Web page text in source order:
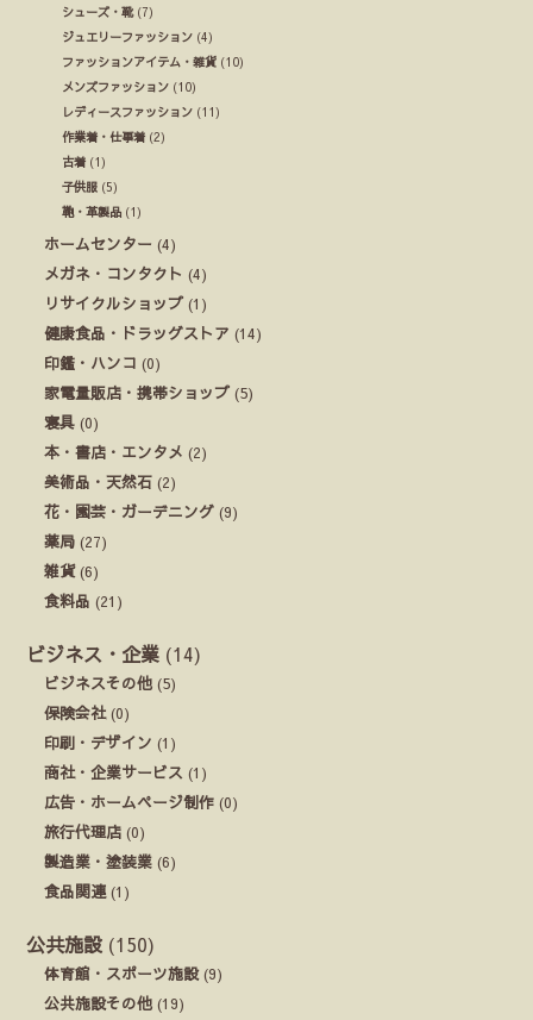
シューズ・靴(7)
ジュエリーファッション (4)
ファッションアイテム・雑貨 (10)
メンズファッション (10)
レディースファッション (11)
作業着・仕事着 (2)
古着 (1)
子供服 (5)
鞄・革製品 (1)
ホームセンター (4)
メガネ・コンタクト (4)
リサイクルショップ (1)
健康食品・ドラッグストア (14)
印鑑・ハンコ (0)
家電量販店・携帯ショップ (5)
寝具 (0)
本・書店・エンタメ (2)
美術品・天然石 (2)
花・園芸・ガーデニング (9)
薬局 (27)
雑貨(6)
食料品 (21)
ビジネス・企業 (14)
ビジネスその他 (5)
保険会社(0)
印刷・デザイン (1)
商社・企業サービス (1)
広告・ホームページ制作 (0)
旅行代理店 (0)
製造業・塗装業 (6)
食品関連 (1)
公共施設 (150)
体育館・スポーツ施設(9)
公共施設その他 (19)